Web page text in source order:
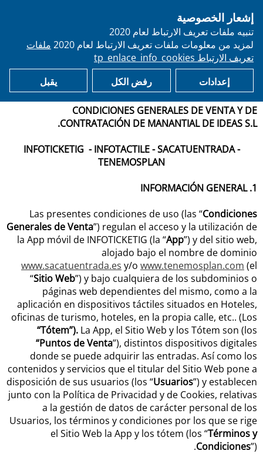
إشعار الخصوصية
تنبيه ملفات تعريف الارتباط لعام 2020
لمزيد من معلومات ملفات تعريف الارتباط لعام 2020
ملفات
تعريف الارتباط tp_enlace_info_cookies
إعدادات
رفض الكل يقبل
person
emailاسترجع تذكرتكالأسئلة الشائعة
Condiciones Generales de venta
CONDICIONES GENERALES DE VENTA Y DE
CONTRATACIÓN DE MANANTIAL DE IDEAS S.L.
INFOTICKETIG - INFOTACTILE - SACATUENTRADA -
TENEMOSPLAN
1. INFORMACIÓN GENERAL
Las presentes condiciones de uso (las “Condiciones
Generales de Venta”) regulan el acceso y la utilización de
la App móvil de INFOTICKETIG (la “App”) y del sitio web,
alojado bajo el nombre de dominio
www.sacatuentrada.es y/o www.tenemosplan.com (el
“Sitio Web”) y bajo cualquiera de los subdominios o
páginas web dependientes del mismo, como a la
aplicación en dispositivos táctiles situados en Hoteles,
oficinas de turismo, hoteles, en la propia calle, etc.. (Los
“Tótem”). La App, el Sitio Web y los Tótem son (los
“Puntos de Venta”), distintos dispositivos digitales
donde se puede adquirir las entradas. Así como los
contenidos y servicios que el titular del Sitio Web pone a
disposición de sus usuarios (los “Usuarios”) y establecen
junto con la Política de Privacidad y de Cookies, relativas
a la gestión de datos de carácter personal de los
Usuarios, los términos y condiciones por los que se rige
el Sitio Web la App y los tótem (los “Términos y
Condiciones”).